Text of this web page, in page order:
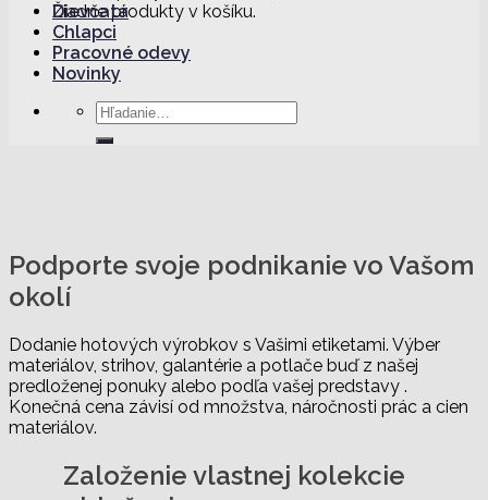
Žiadne produkty v košíku.
Dievčatá
Chlapci
Pracovné odevy
Novinky
Hľadať:
Podporte svoje podnikanie vo Vašom
okolí
Dodanie hotových výrobkov s Vašimi etiketami. Výber
materiálov, strihov, galantérie a potlače buď z našej
predloženej ponuky alebo podľa vašej predstavy .
Konečná cena závisí od množstva, náročnosti prác a cien
materiálov.
Založenie vlastnej kolekcie